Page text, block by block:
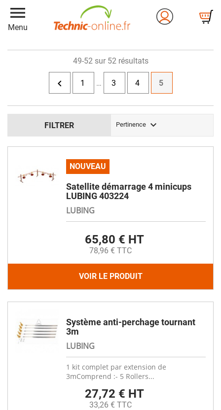
menu
Menu
FILTRER Pertinence 
49-52 sur 52 résultats
 1 … 3 4 5
NOUVEAU
Satellite démarrage 4 minicups
LUBING 403224
LUBING
65,80 € HT
78,96 € TTC
VOIR LE PRODUIT
Système anti-perchage tournant
3m
LUBING
1 kit complet par extension de
3mComprend :- 5 Rollers...
27,72 € HT
33,26 € TTC